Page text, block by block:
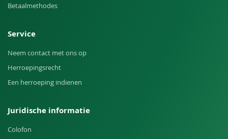
Betaalmethodes
Service
Neem contact met ons op
Herroepingsrecht
Een herroeping indienen
Juridische informatie
Colofon